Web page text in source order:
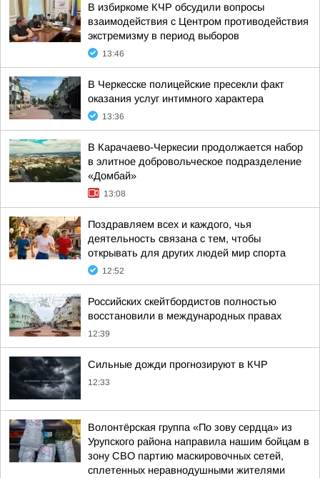
В избиркоме КЧР обсудили вопросы
взаимодействия с Центром противодействия
экстремизму в период выборов
13:46
В Черкесске полицейские пресекли факт
оказания услуг интимного характера
13:36
В Карачаево-Черкесии продолжается набор
в элитное добровольческое подразделение
«Домбай»
13:08
Поздравляем всех и каждого, чья
деятельность связана с тем, чтобы
открывать для других людей мир спорта
12:52
Российских скейтбордистов полностью
восстановили в международных правах
12:39
Сильные дожди прогнозируют в КЧР
12:33
Волонтёрская группа «По зову сердца» из
Урупского района направила нашим бойцам в
зону СВО партию маскировочных сетей,
сплетенных неравнодушными жителями